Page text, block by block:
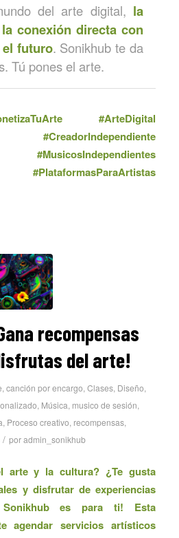
del arte digital, la
conexión directa con
futuro. Sonikhub te da
Tú pones el arte.
#ArteDigital
recompensas
del arte!
,canción por encargo,Clases, Diseño,
, Música, musico de sesión,
, Proceso creativo, recompensas,
/ poradmin_sonikhub
arte y la cultura? ¿Te gusta
y disfrutar de experiencias
Sonikhub es para ti! Esta
agendar servicios artísticos